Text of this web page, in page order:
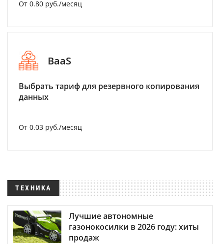
От 0.80 руб./месяц
BaaS
Выбрать тариф для резервного копирования
данных
От 0.03 руб./месяц
ТЕХНИКА
Лучшие автономные
газонокосилки в 2026 году: хиты
продаж